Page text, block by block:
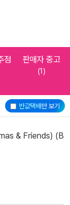
점 판매자 중고
(1)
반값택배만 보기
& Friends) (B